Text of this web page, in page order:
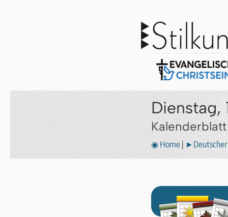
Dienstag,
◉ Home ►Deutscher